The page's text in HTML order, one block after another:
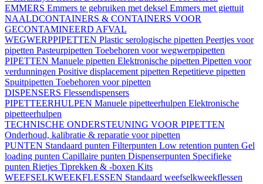
EMMERS Emmers te gebruiken met deksel Emmers met giettuit
NAALDCONTAINERS & CONTAINERS VOOR
GECONTAMINEERD AFVAL
WEGWERPPIPETTEN Plastic serologische pipetten Peertjes voor
pipetten Pasteurpipetten Toebehoren voor wegwerppipetten
PIPETTEN Manuele pipetten Elektronische pipetten Pipetten voor
verdunningen Positive displacement pipetten Repetitieve pipetten
Spuitpipetten Toebehoren voor pipetten
DISPENSERS Flessendispensers
PIPETTEERHULPEN Manuele pipetteerhulpen Elektronische
pipetteerhulpen
TECHNISCHE ONDERSTEUNING VOOR PIPETTEN
Onderhoud, kalibratie & reparatie voor pipetten
PUNTEN Standaard punten Filterpunten Low retention punten Gel
loading punten Capillaire punten Dispenserpunten Specifieke
punten Rietjes Tiprekken & -boxen Kits
WEEFSELKWEEKFLESSEN Standaard weefselkweekflessen